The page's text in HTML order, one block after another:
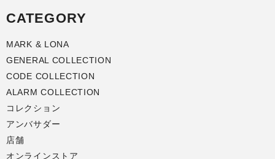
CATEGORY
MARK & LONA
GENERAL COLLECTION
CODE COLLECTION
ALARM COLLECTION
コレクション
アンバサダー
店舗
オンラインストア